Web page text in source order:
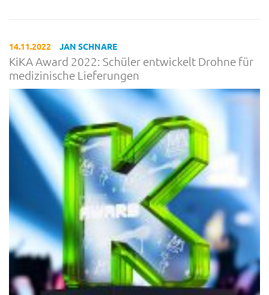
14.11.2022 JAN SCHNARE
KiKA Award 2022: Schüler entwickelt Drohne für
medizinische Lieferungen